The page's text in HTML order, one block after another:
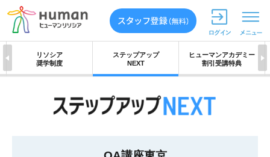
リソシア
奨学制度
ステップアップ
NEXT
ヒューマンアカデミー
割引受講特典